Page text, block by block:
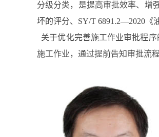
分级分类，是提高审批效率、增
坏的评分、SY/T 6891.2―2020《
关于优化完善施工作业审批程
施工作业，通过提前告知审批流